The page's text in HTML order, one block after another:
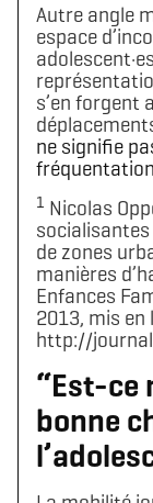
Autre angle
espace
s’en forgent
ne signifie
1 Nicolas
de zones
manières
Enfances
2013, mis en
http://
“Est-ce
bonne